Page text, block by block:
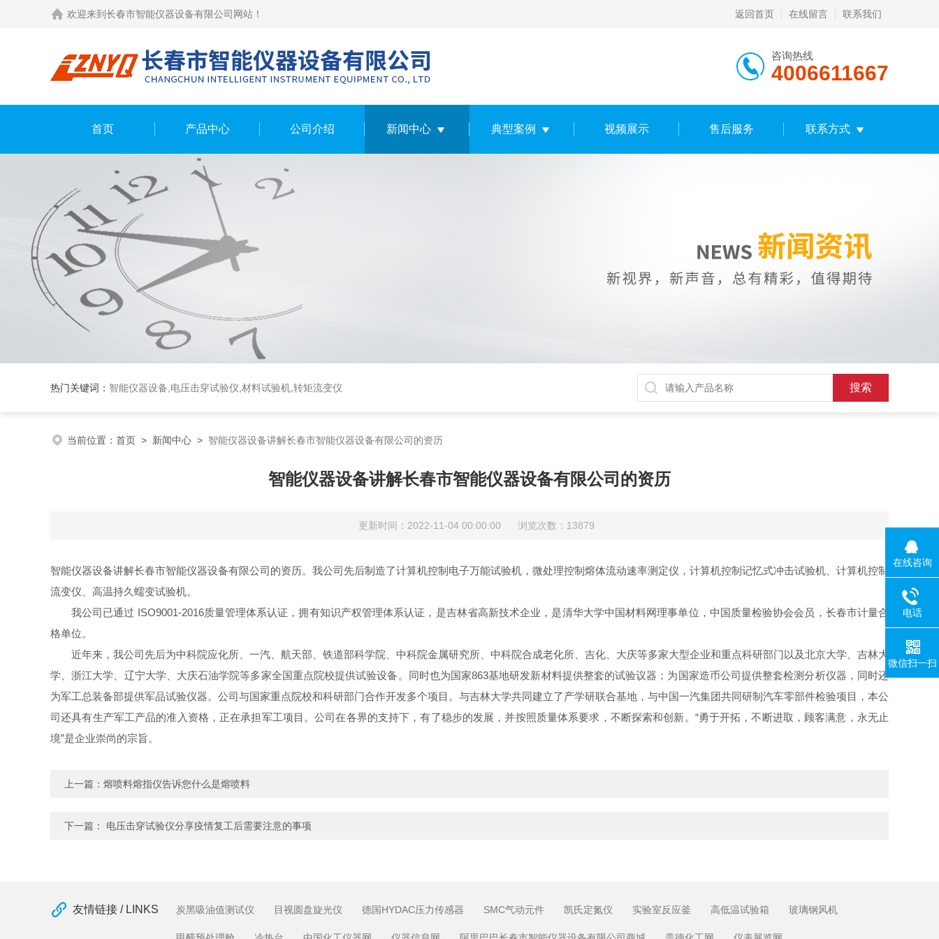
欢迎来到长春市智能仪器设备有限公司网站！ 返回首页 在线留言 联系我们
咨询热线
4006611667
首页 产品中心 公司介绍 新闻中心 典型案例 视频展示 售后服务 联系方式
热门关键词： 智能仪器设备,电压击穿试验仪,材料试验机,转矩流变仪
当前位置： 首页 > 新闻中心 > 智能仪器设备讲解长春市智能仪器设备有限公司的资历
智能仪器设备讲解长春市智能仪器设备有限公司的资历
更新时间：2022-11-04 00:00:00 浏览次数：13879
智能仪器设备讲解长春市智能仪器设备有限公司的资历。我公司先后制造了计算机控制电子万能试验机，微处理控制熔体流动速率测定仪，计算机控制记忆式冲击试验机、计算机控制
流变仪、高温持久蠕变试验机。
我公司已通过 ISO9001-2016质量管理体系认证，拥有知识产权管理体系认证，是吉林省高新技术企业，是清华大学中国材料网理事单位，中国质量检验协会会员，长春市计量合
格单位。
近年来，我公司先后为中科院应化所、一汽、航天部、铁道部科学院、中科院金属研究所、中科院合成老化所、吉化、大庆等多家大型企业和重点科研部门以及北京大学、吉林大
学、浙江大学、辽宁大学、大庆石油学院等多家全国重点院校提供试验设备。同时也为国家863基地研发新材料提供整套的试验议器；为国家造币公司提供整套检测分析仪器，同时还
为军工总装备部提供军品试验仪器。公司与国家重点院校和科研部门合作开发多个项目。与吉林大学共同建立了产学研联合基地，与中国一汽集团共同研制汽车零部件检验项目，本公
司还具有生产军工产品的准入资格，正在承担军工项目。公司在各界的支持下，有了稳步的发展，并按照质量体系要求，不断探索和创新。“勇于开拓，不断进取，顾客满意，永无止
境”是企业崇尚的宗旨。
上一篇： 熔喷料熔指仪告诉您什么是熔喷料
下一篇： 电压击穿试验仪分享疫情复工后需要注意的事项
友情链接 / LINKS 炭黑吸油值测试仪 目视圆盘旋光仪 德国HYDAC压力传感器 SMC气动元件 凯氏定氮仪 实验室反应釜 高低温试验箱 玻璃钢风机
在线咨询
电话
微信扫一扫